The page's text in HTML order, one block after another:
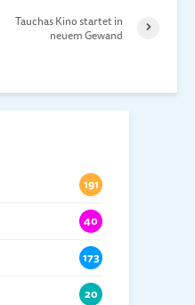
Tauchas Kino startet in
neuem Gewand
191
40
173
20